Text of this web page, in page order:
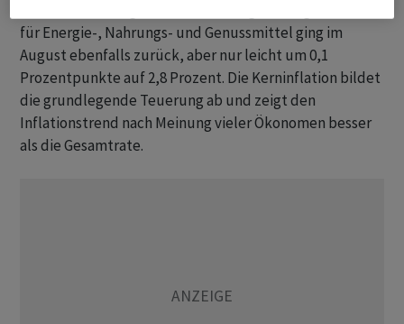
für Energie-, Nahrungs- und Genussmittel ging im
August ebenfalls zurück, aber nur leicht um 0,1
Prozentpunkte auf 2,8 Prozent. Die Kerninflation bildet
die grundlegende Teuerung ab und zeigt den
Inflationstrend nach Meinung vieler Ökonomen besser
als die Gesamtrate.